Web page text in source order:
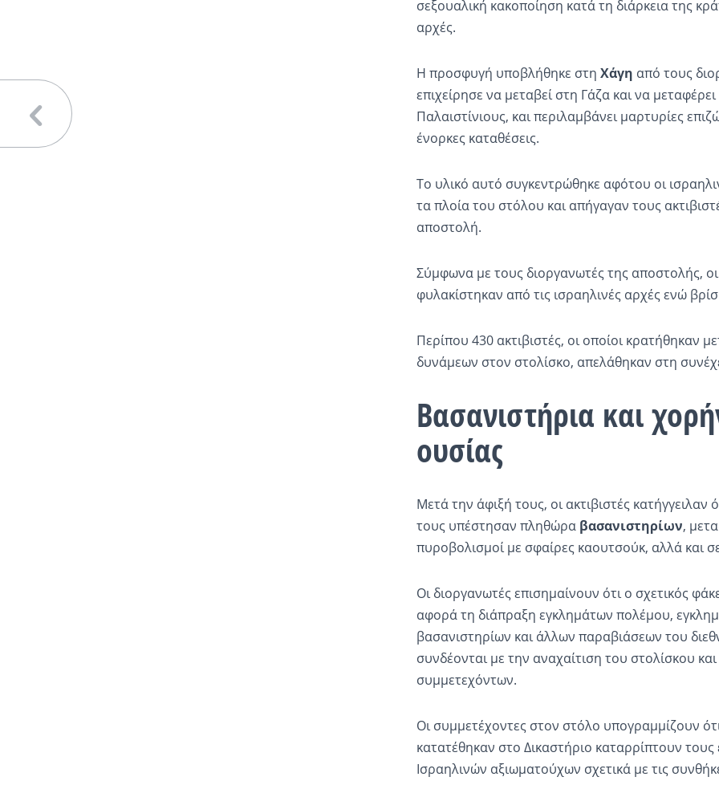
σεξουαλική κακοποίηση κατά τη διάρκεια της
αρχές.
Η προσφυγή υποβλήθηκε στη Χάγη από τους
επιχείρησε να μεταβεί στη Γάζα και να
Παλαιστίνιους, και περιλαμβάνει μαρτυρίες
ένορκες καταθέσεις.
Το υλικό αυτό συγκεντρώθηκε αφότου οι
τα πλοία του στόλου και απήγαγαν τους
αποστολή.
Σύμφωνα με τους διοργανωτές της αποστολής,
φυλακίστηκαν από τις ισραηλινές αρχές ενώ
Περίπου 430 ακτιβιστές, οι οποίοι κρατήθηκαν
δυνάμεων στον στολίσκο, απελάθηκαν στη
Βασανιστήρια και
ουσίας
Μετά την άφιξή τους, οι ακτιβιστές κατήγγειλαν
τους υπέστησαν πληθώρα βασανιστηρίων,
πυροβολισμοί με σφαίρες καουτσούκ, αλλά και
Οι διοργανωτές επισημαίνουν ότι ο σχετικός
αφορά τη διάπραξη εγκλημάτων πολέμου,
βασανιστηρίων και άλλων παραβιάσεων του
συνδέονται με την αναχαίτιση του στολίσκου
συμμετεχόντων.
Οι συμμετέχοντες στον στόλο υπογραμμίζουν
κατατέθηκαν στο Δικαστήριο καταρρίπτουν
Ισραηλινών αξιωματούχων σχετικά με τις